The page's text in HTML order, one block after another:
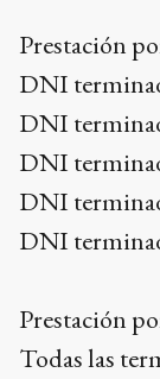
Prestación
DNI
DNI
DNI
DNI
DNI
Prestación
Todas las